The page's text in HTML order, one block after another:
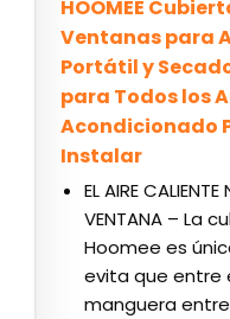
HOOMEE
Ventanas para
Portátil y
para Todos los
Acondicionado
Instalar
EL AIRE
VENTANA – La
Hoomee es
evita que entre
manguera